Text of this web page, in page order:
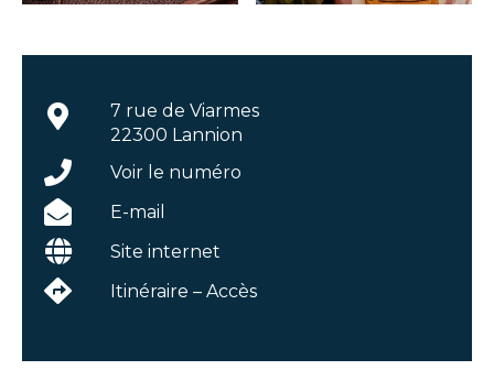
7 rue de Viarmes
22300 Lannion
Voir le numéro
E-mail
Site internet
Itinéraire – Accès